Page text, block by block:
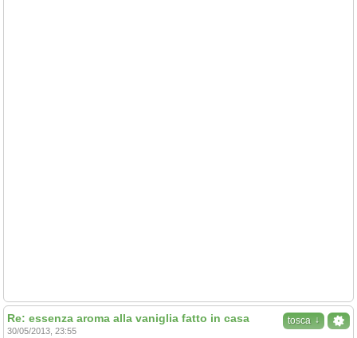
tosca ↓
Re: essenza aroma alla vaniglia fatto in casa
30/05/2013, 23:55